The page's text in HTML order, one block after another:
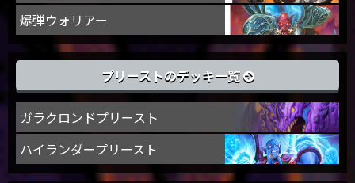
爆弾ウォリアー
プリーストのデッキ一覧
ガラクロンドプリースト
ハイランダープリースト